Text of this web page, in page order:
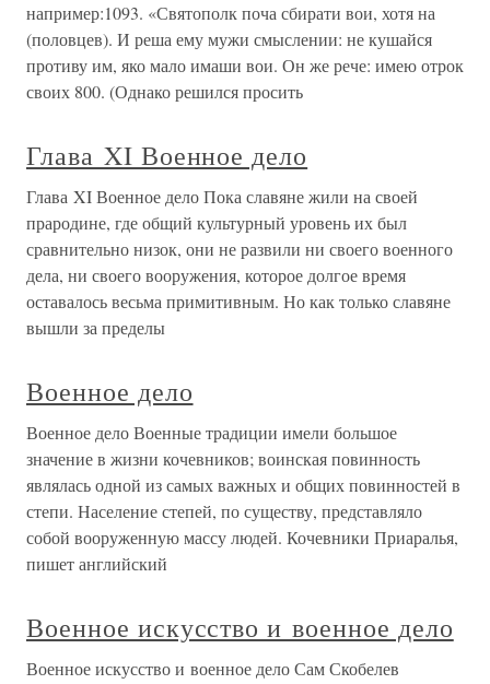
например:1093. «Святополк поча сбирати вои, хотя на
(половцев). И реша ему мужи смыслении: не кушайся
противу им, яко мало имаши вои. Он же рече: имею отрок
своих 800. (Однако решился просить
Глава XI Военное дело
Глава XI Военное дело Пока славяне жили на своей
прародине, где общий культурный уровень их был
сравнительно низок, они не развили ни своего военного
дела, ни своего вооружения, которое долгое время
оставалось весьма примитивным. Но как только славяне
вышли за пределы
Военное дело
Военное дело Военные традиции имели большое
значение в жизни кочевников; воинская повинность
являлась одной из самых важных и общих повинностей в
степи. Население степей, по существу, представляло
собой вооруженную массу людей. Кочевники Приаралья,
пишет английский
Военное искусство и военное дело
Военное искусство и военное дело Сам Скобелев